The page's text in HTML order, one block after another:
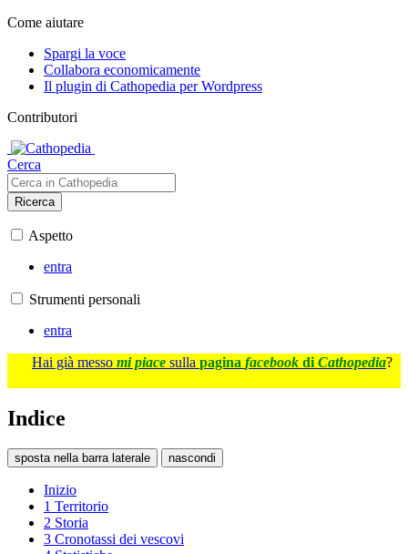
Come aiutare
Spargi la voce
Collabora economicamente
Il plugin di Cathopedia per Wordpress
Contributori
Cerca
Ricerca
Aspetto
entra
Strumenti personali
entra
Hai già messo mi piace sulla pagina facebook di Cathopedia?
Indice
sposta nella barra laterale nascondi
Inizio
1 Territorio
2 Storia
3 Cronotassi dei vescovi